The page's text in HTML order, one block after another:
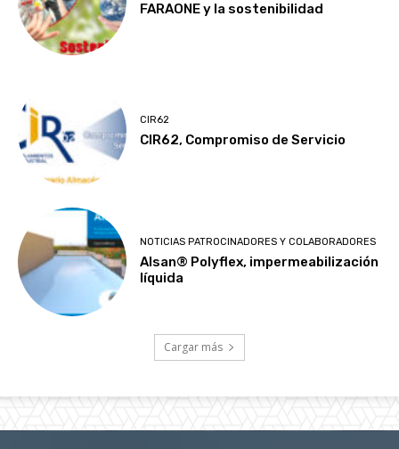
FARAONE y la sostenibilidad
CIR62
CIR62, Compromiso de Servicio
NOTICIAS PATROCINADORES Y COLABORADORES
Alsan® Polyflex, impermeabilización
líquida
Cargar más